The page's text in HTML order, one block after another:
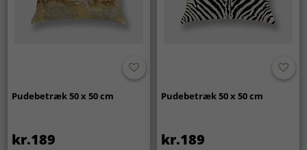
Pudebetræk 50 x 50 cm
kr.189
Pudebetræk 50 x 50 cm
kr.189